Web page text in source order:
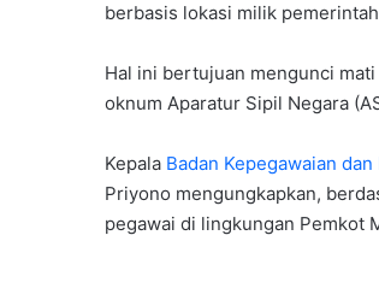
berbasis lokasi milik
Hal ini bertujuan mengunci
oknum Aparatur Sipil Negara
Kepala Badan Kepegawaian
Priyono mengungkapkan,
pegawai di lingkungan Pemkot